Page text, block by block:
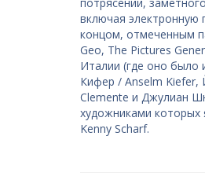
включая электронную
концом, отмеченным
Geo, The Pictures
Италии (где оно было
Кифер / Anselm Kiefer,
Clemente и Джулиан
художниками
Kenny Scharf.